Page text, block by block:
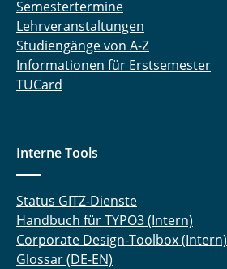
Semestertermine
Lehrveranstaltungen
Studiengänge von A-Z
Informationen für Erstsemester
TUCard
Interne Tools
Status GITZ-Dienste
Handbuch für TYPO3 (Intern)
Corporate Design-Toolbox (Intern)
Glossar (DE-EN)